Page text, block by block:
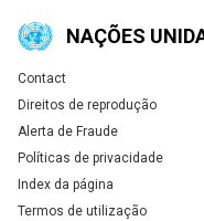
NAÇÕES
Global U.N. menu
Contact
Direitos de reprodução
Alerta de Fraude
Políticas de privacidade
Index da página
Termos de utilização